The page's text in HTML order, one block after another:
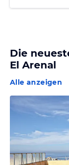
Die
El Arenal
Alle anzeigen